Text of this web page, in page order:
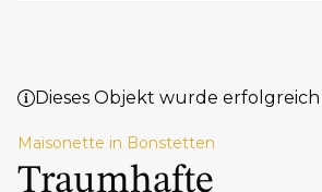
Dieses Objekt wurde
Maisonette in Bonstetten
Traumhafte